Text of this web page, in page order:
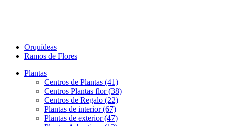
Orquídeas
Ramos de Flores
Plantas
Centros de Plantas (41)
Centros Plantas flor (38)
Centros de Regalo (22)
Plantas de interior (67)
Plantas de exterior (47)